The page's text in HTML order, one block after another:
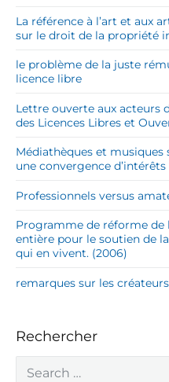
La référence à l’art et aux
sur le droit de la propriété
le problème de la juste
licence libre
Lettre ouverte aux
des Licences Libres et
Médiathèques et
une convergence d’intérêts
Professionnels versus
Programme de réforme de
entière pour le soutien de
qui en vivent. (2006)
remarques sur les
Rechercher